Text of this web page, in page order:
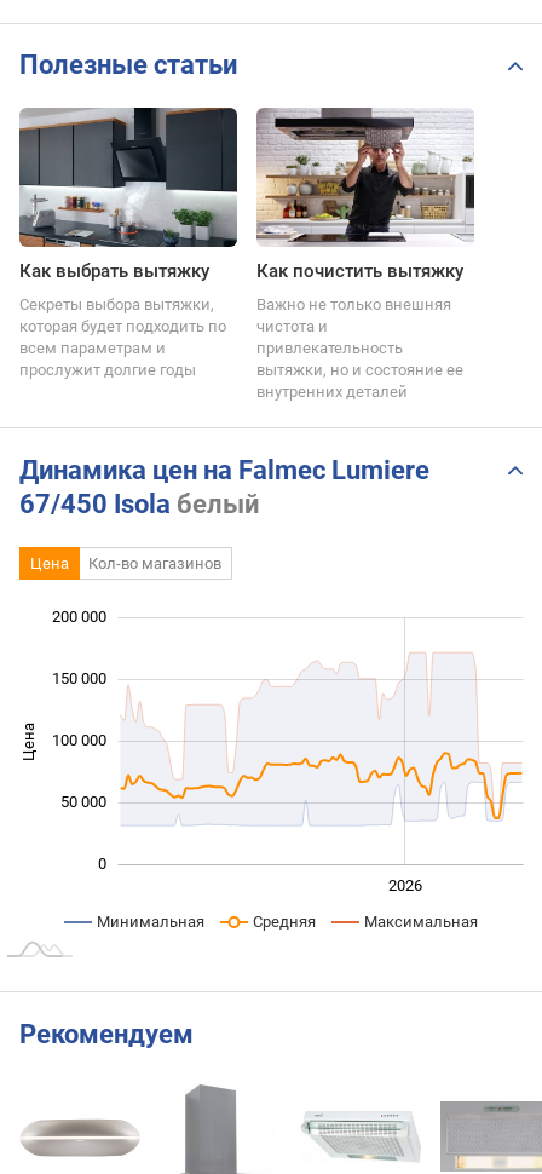
Полезные статьи
Как выбрать вытяжку
Секреты выбора вытяжки,
которая будет подходить по
всем параметрам и
прослужит долгие годы
Как почистить вытяжку
Важно не только внешняя
чистота и
привлекательность
вытяжки, но и состояние ее
внутренних деталей
Динамика цен на Falmec Lumiere
67/450 Isola белый
Цена Кол-во магазинов
Цена 100 000
0
50 000
100 000
150 000
200 000
2026
Минимальная Средняя Максимальная
Рекомендуем